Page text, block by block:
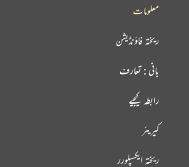
معلومات
ریختہ فاؤنڈیشن
بانی : تعارف
رابطہ کیجیے
کیریئر
ریختہ ایکسپلورر